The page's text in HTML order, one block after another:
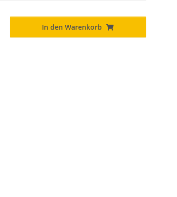
In den Warenkorb